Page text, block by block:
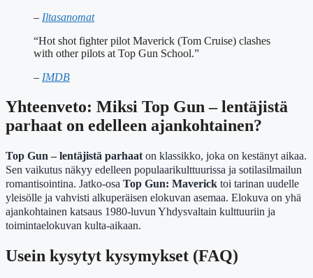
– Iltasanomat
“Hot shot fighter pilot Maverick (Tom Cruise) clashes
with other pilots at Top Gun School.”
– IMDB
Yhteenveto: Miksi Top Gun – lentäjistä
parhaat on edelleen ajankohtainen?
Top Gun – lentäjistä parhaat on klassikko, joka on kestänyt aikaa.
Sen vaikutus näkyy edelleen populaarikulttuurissa ja sotilasilmailun
romantisointina. Jatko-osa Top Gun: Maverick toi tarinan uudelle
yleisölle ja vahvisti alkuperäisen elokuvan asemaa. Elokuva on yhä
ajankohtainen katsaus 1980-luvun Yhdysvaltain kulttuuriin ja
toimintaelokuvan kulta-aikaan.
Usein kysytyt kysymykset (FAQ)